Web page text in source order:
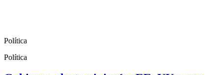
Política
Política